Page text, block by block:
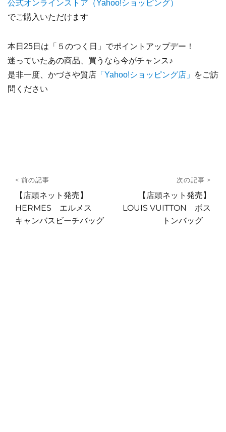
公式オンラインストア（Yahoo!ショッピング）
でご購入いただけます
本日25日は「５のつく日」でポイントアップデー！
迷っていたあの商品、買うなら今がチャンス♪
是非一度、かづさや質店 「Yahoo!ショッピング店」
をご訪
問ください
投
稿
ナ
ビ
< 前の記事
前
の
投
【店頭ネット発売】
HERMES エルメス
キャンバスビーチバッグ
次の記事 >
の
【店頭ネット発売】
LOUIS VUITTON ボス
トンバッグ